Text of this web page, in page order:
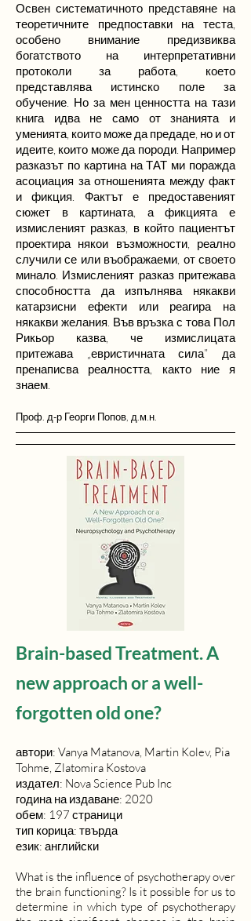
Освен систематичното представяне на
теоретичните предпоставки на теста,
особено внимание предизвиква
богатството на интерпретативни
протоколи за работа, което
представлява истинско поле за
обучение. Но за мен ценността на тази
книга идва не само от знанията и
уменията, които може да предаде, но и от
идеите, които може да породи. Например
разказът по картина на ТАТ ми поражда
асоциация за отношенията между факт
и фикция. Фактът е предоставеният
сюжет в картината, а фикцията е
измисленият разказ, в който пациентът
проектира някои възможности, реално
случили се или въображаеми, от своето
минало. Измисленият разказ притежава
способността да изпълнява някакви
катарзисни ефекти или реагира на
някакви желания. Във връзка с това Пол
Рикьор казва, че измислицата
притежава „евристичната сила” да
пренаписва реалността, както ние я
знаем.
Проф. д-р Георги Попов, д.м.н.
Brain-based Treatment. A
new approach or a well-
forgotten old one?
автори: Vanya Matanova, Martin Kolev, Pia
Tohme, Zlatomira Kostova
издател: Nova Science Pub Inc
година на издаване: 2020
обем: 197 страници
тип корица: твърда
език: английски
What is the influence of psychotherapy over
the brain functioning? Is it possible for us to
determine in which type of psychotherapy